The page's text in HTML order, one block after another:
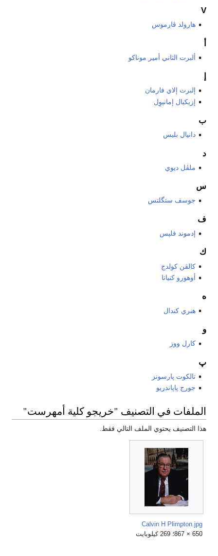
V
هارولد ڤارموس
ألبرت الثاني أمير موناكو
إ
إلبرت إلاي فارمان
إزيكيال إمانيوِل
ب
دانيال بليس
د
ملڤل ديوي
س
جوسف ستگلتس
ف
إدموند فلپس
ك
كالڤن كولدج
أوهورو كنياتا
ه
هنري كندال
و
كارل ووز
پ
تالكوت پارسونز
جورج پاپاندريو
الملفات في التصنيف "خريجو كلية أمهرست"
هذا التصنيف يحتوي الملف التالي فقط.
Calvin H Plimpton.jpg
650 × 867؛ 269 كيلوبايت